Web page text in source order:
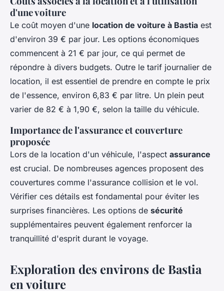
d'une voiture
Le coût moyen d'une location de voiture à Bastia est
d'environ 39 € par jour. Les options économiques
commencent à 21 € par jour, ce qui permet de
répondre à divers budgets. Outre le tarif journalier de
location, il est essentiel de prendre en compte le prix
de l'essence, environ 6,83 € par litre. Un plein peut
varier de 82 € à 1,90 €, selon la taille du véhicule.
Importance de l'assurance et couverture
proposée
Lors de la location d'un véhicule, l'aspect assurance
est crucial. De nombreuses agences proposent des
couvertures comme l'assurance collision et le vol.
Vérifier ces détails est fondamental pour éviter les
surprises financières. Les options de sécurité
supplémentaires peuvent également renforcer la
tranquillité d'esprit durant le voyage.
Exploration des environs de Bastia
en voiture